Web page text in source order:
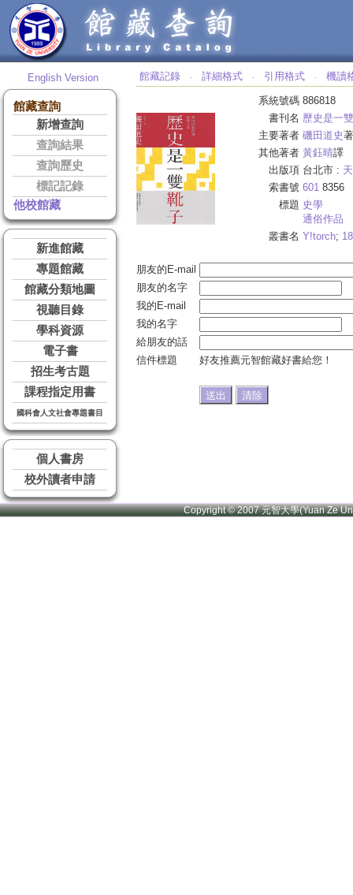
English Version
館藏查詢
新增查詢
查詢結果
查詢歷史
標記記錄
他校館藏
新進館藏
專題館藏
館藏分類地圖
視聽目錄
學科資源
電子書
招生考古題
課程指定用書
國科會人文社會專題書目
個人書房
校外讀者申請
館藏記錄 ‧ 詳細格式 ‧ 引用格式 ‧ 機讀
系統號碼 886818
書刊名 歷史是一
主要著者 磯田道史著
其他著者 黃鈺晴譯
出版項 台北市 :
索書號 601 8356
標題 史學
通俗作品
叢書名 Y!torch; 18
朋友的E-mail
朋友的名字
我的E-mail
我的名字
給朋友的話
信件標題
好友推薦元智館藏好書給您！
Copyright © 2007 元智大學(Yuan Ze